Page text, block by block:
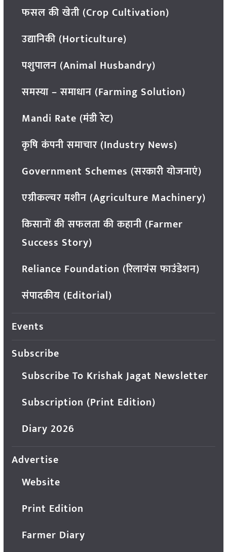
फसल की खेती (Crop Cultivation)
उद्यानिकी (Horticulture)
पशुपालन (Animal Husbandry)
समस्या – समाधान (Farming Solution)
Mandi Rate (मंडी रेट)
कृषि कंपनी समाचार (Industry News)
Government Schemes (सरकारी योजनाएं)
एग्रीकल्चर मशीन (Agriculture Machinery)
किसानों की सफलता की कहानी (Farmer
Success Story)
Reliance Foundation (रिलायंस फाउंडेशन)
संपादकीय (Editorial)
Events
Subscribe
Subscribe To Krishak Jagat Newsletter
Subscription (Print Edition)
Diary 2026
Advertise
Website
Print Edition
Farmer Diary